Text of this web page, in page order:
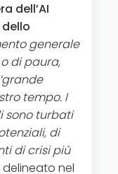
dell’AI
generale
di paura,
tempo. I
sono turbati
di
di crisi più
nel